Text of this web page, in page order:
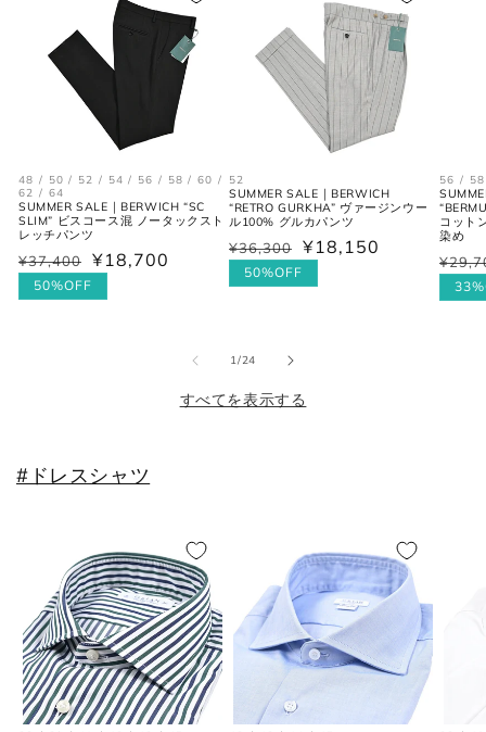
48 / 50 / 52 / 54 / 56 / 58 / 60 /
62 / 64
SUMMER SALE｜BERWICH “SC
SLIM” ビスコース混 ノータックスト
レッチパンツ
通
常
¥37,400
セ
ー
¥18,700
50%OFF
52
SUMMER SALE｜BERWICH
“RETRO GURKHA” ヴァージンウー
ル100% グルカパンツ
通
常
¥36,300
セ
ー
¥18,150
50%OFF
56 / 58
コット
染め
通
常
セ
ー
1/の
24
すべてを表示する
#ドレスシャツ